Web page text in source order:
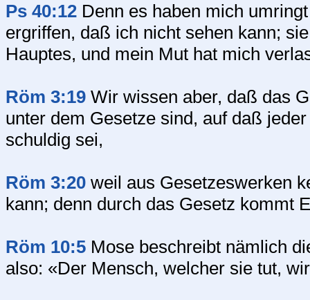
Ps 40:12 Denn es haben mich
ergriffen, daß ich nicht sehen kann;
Hauptes, und mein Mut hat mich
Röm 3:19 Wir wissen aber, daß das
unter dem Gesetze sind, auf daß
schuldig sei,
Röm 3:20 weil aus Gesetzeswerken
kann; denn durch das Gesetz kommt
Röm 10:5 Mose beschreibt nämlich
also: «Der Mensch, welcher sie tut,